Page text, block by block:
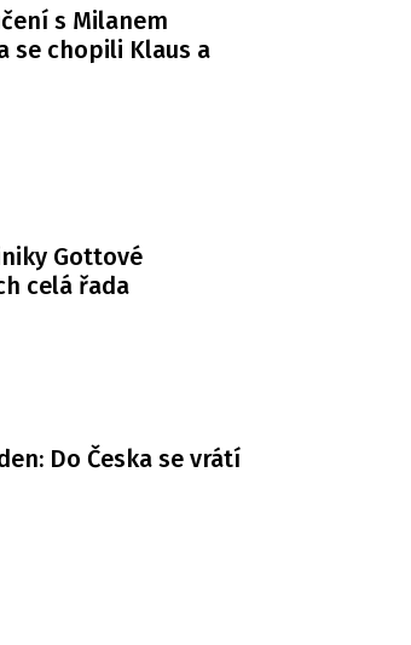
s Milanem
se chopili Klaus a
Gottové
celá řada
Do Česka se vrátí